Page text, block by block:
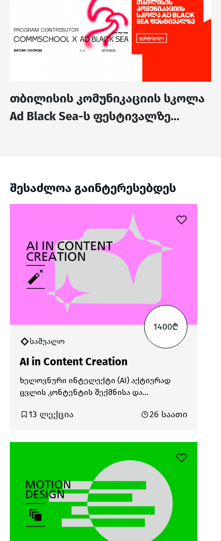
თბილისის კომუნიკაციის სკოლა
Ad Black Sea-ს ფესტივალზე...
შესაძლოა გაინტერესებდეს
საშუალო
1400₾
AI in Content Creation
ხელოვნური ინტელექტი (AI) აქტიურად
ცვლის კონტენტის შექმნისა და
ციფრულ გარემოში, სადაც ცვლილებები
უკვე აუცილებელიც კი გახდა. ის
შექმნაზე დახარჯულ დროს, ზრდის
შემოქმედებით შესაძლებლობებს და ხელს
უწყობს კონტენტის პერსონალიზაციასა და
ოპტიმიზაციას. AI ხელსაწყოები
ამარტივებს როგორც იდეების
გენერირების, ისე მისი აღსრულების
პროცესს. კურსის განმავლობაში
13 ლექცია 26 საათი